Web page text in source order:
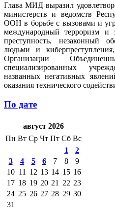
Глава МИД выразил
министерств и ведомств
ООН в борьбе с вызовами и
международный терроризм и
преступность, незаконный
людьми и
Организации
специализированных
названных негативных
оказания технического
По дате
август 2026
Пн Вт Ср Чт Пт Сб Вс
1
2
3
4 5 6 7 8
9
10 11 12 13 14 15 16
17 18 19 20 21 22 23
24 25 26 27 28 29 30
31